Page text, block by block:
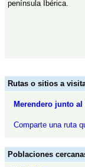
península Ibérica.
Rutas o sitios a
Merendero junto al
Comparte una ruta
Poblaciones